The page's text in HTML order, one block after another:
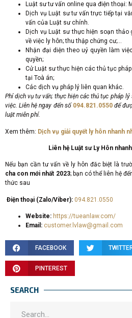
Luật sư tư vấn online qua điện thoại:
Dịch vụ Luật sư tư vấn trực tiếp tại
vấn của Luật sư chính.
Dịch vụ Luật sư thực hiện soạn thảo
về việc ly hôn; thu thập chứng cư;…
Nhận đại diện theo uỷ quyền làm
quyền;
Cử Luật sư thực hiện các thủ tục
tại Toà án;
Các dịch vụ pháp lý liên quan khác.
Phí dịch vụ tư vấn; thực hiện các thủ tục pháp
việc. Liên hệ ngay đến số 094.821.0550để
luật miễn phí.
Xem thêm: Dịch vụ giải quyết ly hôn nhanh
Liên hệ Luật sư Ly Hôn
Nếu bạn cần tư vấn về ly hôn đăc biệt là
cha con mới nhất 2023; bạn có thể liên hệ
thức sau
Điện thoại (Zalo/Viber): 094.821.0550
Website: https://tueanlaw.com/
Email: customer.lvlaw@gmail.com
FACEBOOK
PINTEREST
SEARCH